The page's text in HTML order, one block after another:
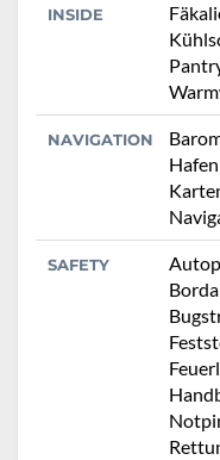
INSIDE
NAVIGATION
SAFETY